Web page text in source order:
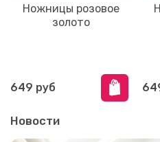
Ножницы розовое
золото
649 руб
Новости